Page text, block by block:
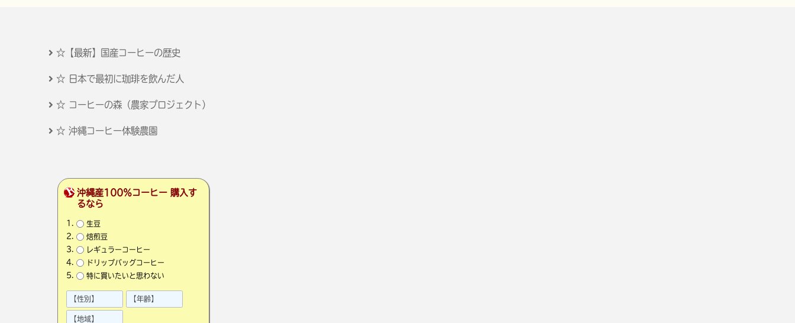
☆【最新】国産コーヒーの歴史
☆ 日本で最初に珈琲を飲んだ人
☆ コーヒーの森（農家プロジェクト）
☆ 沖縄コーヒー体験農園
沖縄産100％コーヒー 購入す
るなら
生豆
焙煎豆
レギュラーコーヒー
ドリップバッグコーヒー
特に買いたいと思わない